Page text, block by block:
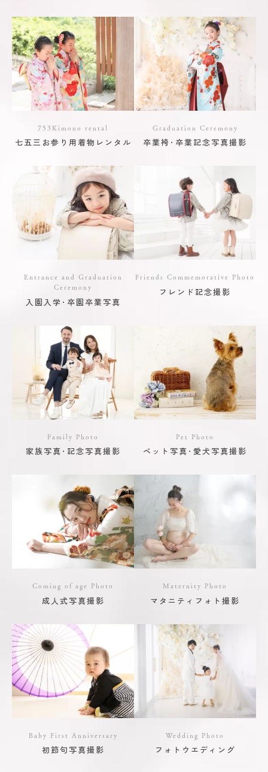
753Kimono rental
七五三お参り用着物レンタル
Graduation Ceremony
卒業袴･卒業記念写真撮影
Entrance and Graduation
Ceremony
入園入学･卒園卒業写真
Friends Commemorative Photo
フレンド記念撮影
Family Photo
家族写真･記念写真撮影
Pet Photo
ペット写真･愛犬写真撮影
Coming of age Photo
成人式写真撮影
Maternity Photo
マタニティフォト撮影
Baby First Anniversary
初節句写真撮影
Wedding Photo
フォトウエディング